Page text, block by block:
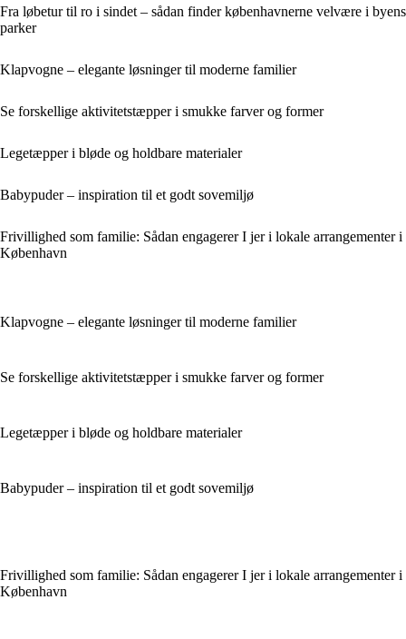
Fra løbetur til ro i sindet – sådan finder københavnerne velvære i byens
parker
Klapvogne – elegante løsninger til moderne familier
Se forskellige aktivitetstæpper i smukke farver og former
Legetæpper i bløde og holdbare materialer
Babypuder – inspiration til et godt sovemiljø
Frivillighed som familie: Sådan engagerer I jer i lokale arrangementer i
København
Klapvogne – elegante løsninger til moderne familier
Se forskellige aktivitetstæpper i smukke farver og former
Legetæpper i bløde og holdbare materialer
Babypuder – inspiration til et godt sovemiljø
Frivillighed som familie: Sådan engagerer I jer i lokale arrangementer i
København